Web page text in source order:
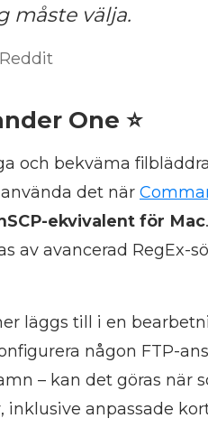
måste välja.
One ⭐
och bekväma
det när
ekvivalent för Mac
av avancerad RegEx-
läggs till i en
någon FTP-
– kan det göras när
inklusive anpassade